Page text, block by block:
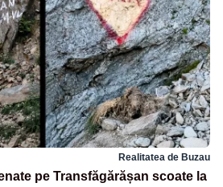
Realitatea de Buzau
pe Transfăgărășan scoate la